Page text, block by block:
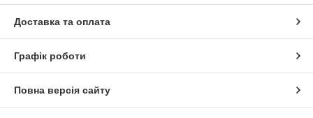
Доставка та оплата
Графік роботи
Повна версія сайту